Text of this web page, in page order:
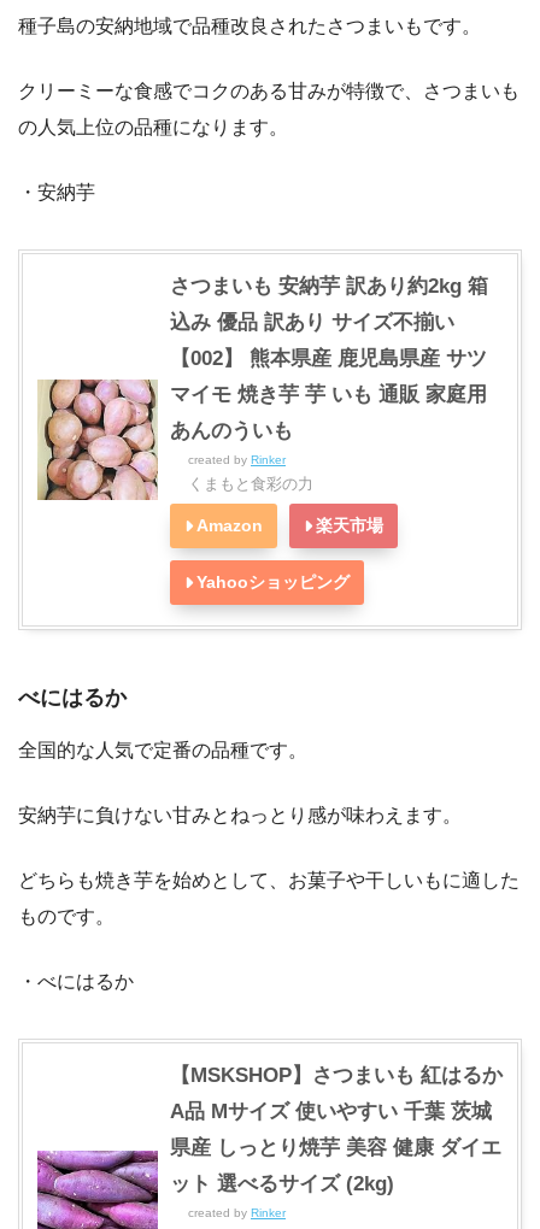
種子島の安納地域で品種改良されたさつまいもです。
クリーミーな食感でコクのある甘みが特徴で、さつまいも
の人気上位の品種になります。
・安納芋
さつまいも 安納芋 訳あり約2kg 箱
込み 優品 訳あり サイズ不揃い
【002】 熊本県産 鹿児島県産 サツ
マイモ 焼き芋 芋 いも 通販 家庭用
あんのういも
created by Rinker
くまもと食彩の力
Amazon 楽天市場
Yahooショッピング
べにはるか
全国的な人気で定番の品種です。
安納芋に負けない甘みとねっとり感が味わえます。
どちらも焼き芋を始めとして、お菓子や干しいもに適した
ものです。
・べにはるか
【MSKSHOP】さつまいも 紅はるか
A品 Mサイズ 使いやすい 千葉 茨城
県産 しっとり焼芋 美容 健康 ダイエ
ット 選べるサイズ (2kg)
created by Rinker